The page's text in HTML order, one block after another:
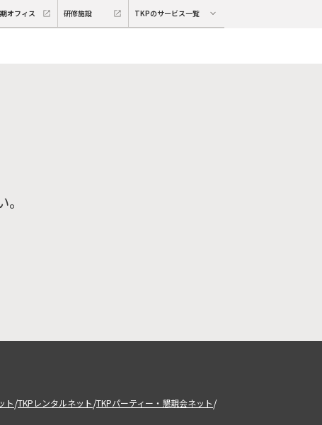
オフィス 研修施設 TKPのサービス一覧
ト/TKPレンタルネット/TKPパーティー・懇親会ネット/